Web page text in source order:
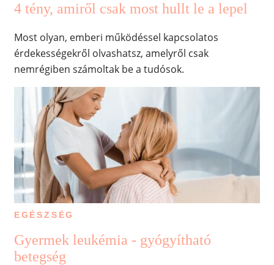
4 tény, amiről csak most hullt le a lepel
Most olyan, emberi működéssel kapcsolatos
érdekességekről olvashatsz, amelyről csak
nemrégiben számoltak be a tudósok.
EGÉSZSÉG
Gyermek leukémia - gyógyítható
betegség